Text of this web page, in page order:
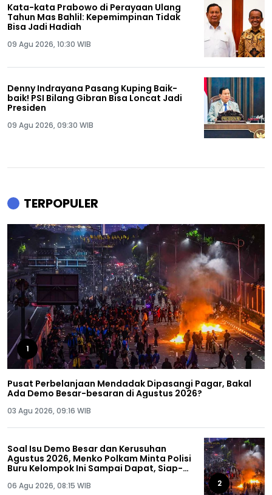
Kata-kata Prabowo di Perayaan Ulang
Tahun Mas Bahlil: Kepemimpinan Tidak
Bisa Jadi Hadiah
09 Agu 2026, 10:30 WIB
Denny Indrayana Pasang Kuping Baik-
baik! PSI Bilang Gibran Bisa Loncat Jadi
Presiden
09 Agu 2026, 09:30 WIB
TERPOPULER
1
Pusat Perbelanjaan Mendadak Dipasangi Pagar, Bakal
Ada Demo Besar-besaran di Agustus 2026?
03 Agu 2026, 09:16 WIB
Soal Isu Demo Besar dan Kerusuhan
Agustus 2026, Menko Polkam Minta Polisi
Buru Kelompok Ini Sampai Dapat, Siap-
06 Agu 2026, 08:15 WIB 2